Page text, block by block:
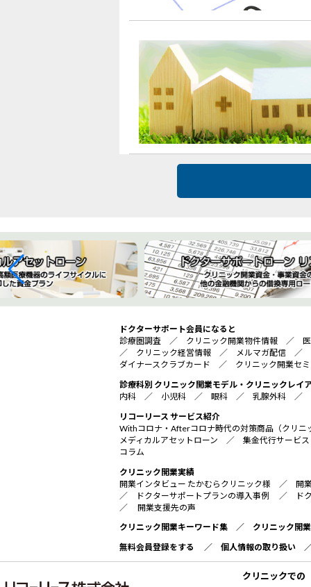
ドクターサポート会員になると
診療圏調査 ／ クリニック開業物件情報 ／
／ クリニック経営情報 ／ メルマガ配信 ／
ダイナースクラブカード ／ クリニック開業セ
診療科別 クリニック開業モデル・クリニックレイ
内科 ／ 小児科 ／ 眼科 ／ 乳腺外科 ／
リコーリース サービス紹介
Withコロナ・Afterコロナ時代の対策商品（クリニ
メディカルアセットローン ／ 集金代行サービス
コラム
クリニック開業実績
開業インタビュー たかむらクリニック様 ／ 開
／
ドクターサポートプランの導入事例 ／
ド
／ 開業支援先の声
クリニック開業キーワード集 ／ クリニック開
無料会員登録をする
／ 個人情報の取り扱い
クリニックでの